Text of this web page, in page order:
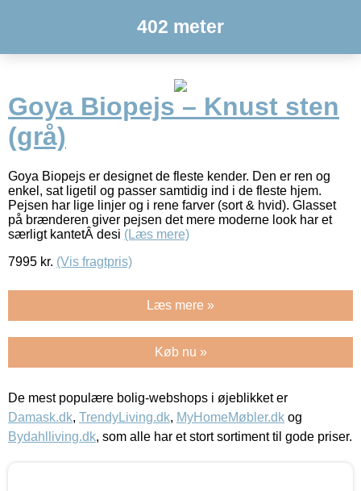
402 meter
Goya Biopejs – Knust sten
(grå)
Goya Biopejs er designet de fleste kender. Den er ren og
enkel, sat ligetil og passer samtidig ind i de fleste hjem.
Pejsen har lige linjer og i rene farver (sort & hvid). Glasset
på brænderen giver pejsen det mere moderne look har et
særligt kantetÂ desi (Læs mere)
7995 kr. (Vis fragtpris)
Læs mere »
Køb nu »
De mest populære bolig-webshops i øjeblikket er
Damask.dk, TrendyLiving.dk, MyHomeMøbler.dk og
Bydahlliving.dk, som alle har et stort sortiment til gode priser.